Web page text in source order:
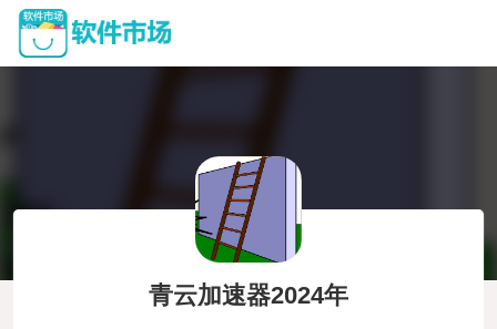
青云加速器2024年